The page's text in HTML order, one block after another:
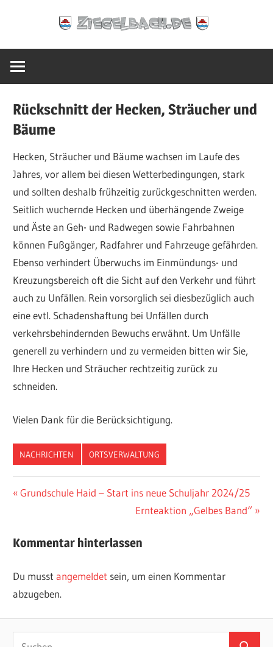
Ziegelbach.de
Rückschnitt der Hecken, Sträucher und
Bäume
Hecken, Sträucher und Bäume wachsen im Laufe des
Jahres, vor allem bei diesen Wetterbedingungen, stark
und sollten deshalb frühzeitig zurückgeschnitten werden.
Seitlich wuchernde Hecken und überhängende Zweige
und Äste an Geh- und Radwegen sowie Fahrbahnen
können Fußgänger, Radfahrer und Fahrzeuge gefährden.
Ebenso verhindert Überwuchs im Einmündungs- und
Kreuzungsbereich oft die Sicht auf den Verkehr und führt
auch zu Unfällen. Rein vorsorglich sei diesbezüglich auch
eine evtl. Schadenshaftung bei Unfällen durch
verkehrsbehindernden Bewuchs erwähnt. Um Unfälle
generell zu verhindern und zu vermeiden bitten wir Sie,
Ihre Hecken und Sträucher rechtzeitig zurück zu
schneiden.
Vielen Dank für die Berücksichtigung.
NACHRICHTEN ORTSVERWALTUNG
Beitragsnavigation
Vorheriger
Grundschule Haid – Start ins neue Schuljahr 2024/25
Nächster
Ernteaktion „Gelbes Band“
Kommentar hinterlassen
Du musstangemeldet sein, um einen Kommentar
abzugeben.